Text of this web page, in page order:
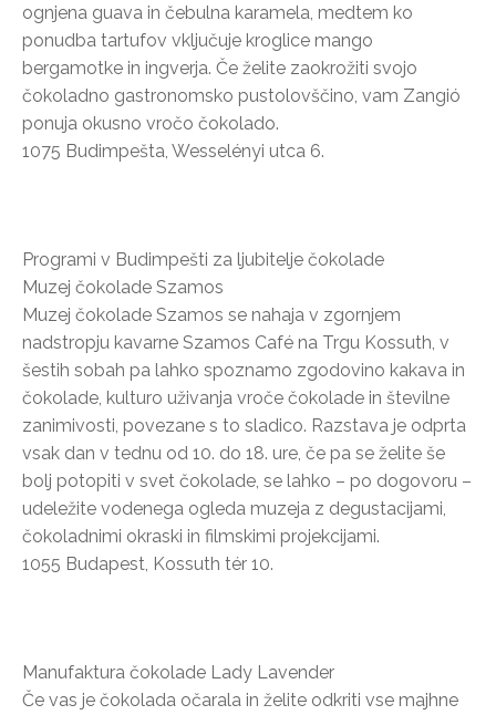
ognjena guava in čebulna karamela, medtem ko
ponudba tartufov vključuje kroglice mango
bergamotke in ingverja. Če želite zaokrožiti svojo
čokoladno gastronomsko pustolovščino, vam Zangió
ponuja okusno vročo čokolado.
1075 Budimpešta, Wesselényi utca 6.
Programi v Budimpešti za ljubitelje čokolade
Muzej čokolade Szamos
Muzej čokolade Szamos se nahaja v zgornjem
nadstropju kavarne Szamos Café na Trgu Kossuth, v
šestih sobah pa lahko spoznamo zgodovino kakava in
čokolade, kulturo uživanja vroče čokolade in številne
zanimivosti, povezane s to sladico. Razstava je odprta
vsak dan v tednu od 10. do 18. ure, če pa se želite še
bolj potopiti v svet čokolade, se lahko – po dogovoru –
udeležite vodenega ogleda muzeja z degustacijami,
čokoladnimi okraski in filmskimi projekcijami.
1055 Budapest, Kossuth tér 10.
Manufaktura čokolade Lady Lavender
Če vas je čokolada očarala in želite odkriti vse majhne